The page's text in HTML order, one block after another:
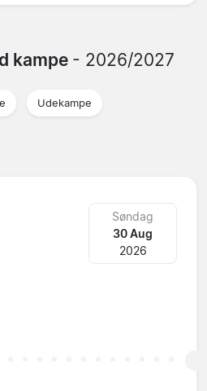
kampe - 2026/2027
Udekampe
Søndag
30 Aug
2026